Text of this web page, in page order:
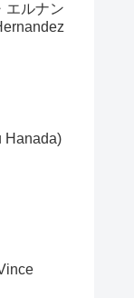
エルナン
Hanada)